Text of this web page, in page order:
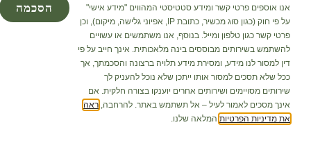
הכלב או החתול שלכם הותקפו ע"י כלב אחר
© All rights reserved. Created by: cabellis
מקודם ע"יLawgital
|קידום אתרים לעורכי דין
אנו אוספים פרטי קשר ומידע סטטיסטי המהווים "מידע אישי"
על פי חוק (כגון סוג מכשיר, כתובת IP, אפיוני גלישה, מיקום), וכן
פרטי קשר כגון טלפון ומייל. בנוסף, אנו משתמשים או עשויים
להשתמש בשירותים מבוססים בינה מלאכותית. אינך חייב על פי
דין למסור לנו מידע, ומסירת מידע תלויה ברצונה והסכמתך, אך
ככל שלא תסכים למסור אותו ייתכן שלא נוכל להעניק לך
שירותים מסויימים ושירותים אחרים יוענקו בצורה חלקית. אם
אינך מסכים לאמור לעיל – אל תשתמש באתר. להרחבה, ראה
את מדיניות הפרטיות המלאה שלנו.
הסכמה